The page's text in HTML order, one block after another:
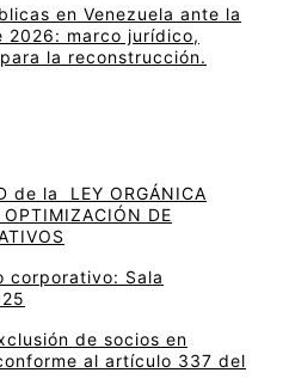
en Venezuela ante la
2026: marco jurídico,
la reconstrucción.
de la LEY ORGÁNICA
OPTIMIZACIÓN DE
corporativo: Sala
de socios en
al artículo 337 del